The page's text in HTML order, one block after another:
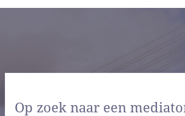
Op zoek naar een